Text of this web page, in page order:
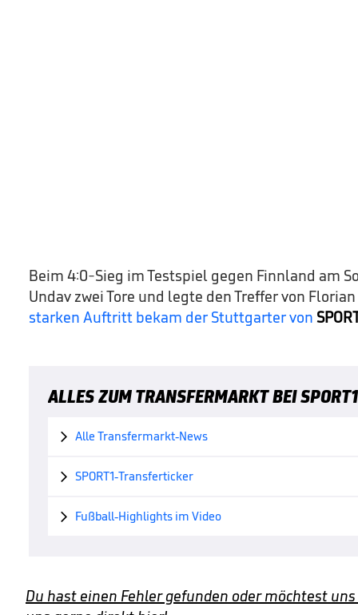
Beim 4:0-Sieg im Testspiel gegen Finnland am
Undav zwei Tore und legte den Treffer von
starken Auftritt bekam der Stuttgarter von
ALLES ZUM TRANSFERMARKT BEI SPORT1
 Alle Transfermarkt-News
 SPORT1-Transferticker
 Fußball-Highlights im Video
Du hast einen Fehler gefunden oder möchtest uns